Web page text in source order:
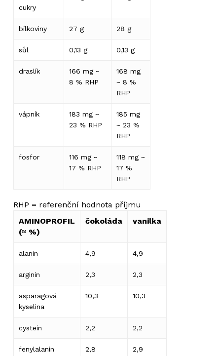
cukry
bílkoviny 27 g 28 g
sůl 0,13 g 0,13 g
draslík
166 mg ~
8 % RHP
168 mg
~ 8 %
RHP
vápník
183 mg ~
23 % RHP
185 mg
~ 23 %
RHP
fosfor
116 mg ~
17 % RHP
118 mg ~
17 %
RHP
RHP = referenční hodnota příjmu
AMINOPROFIL
(≈ %)
čokoláda vanilka
alanin 4,9 4,9
arginin 2,3 2,3
asparagová
kyselina
10,3 10,3
cystein 2,2 2,2
fenylalanin 2,8 2,9